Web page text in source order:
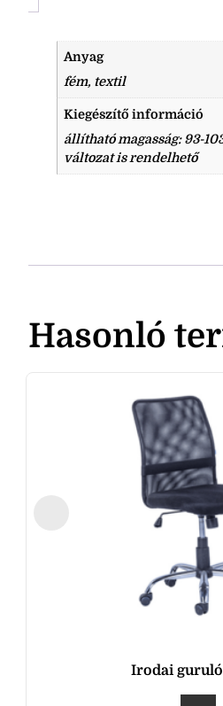
Anyag
fém, textil
Kiegészítő információ
állítható magasság: 93-
változat is rendelhető
Hasonló
Irodai